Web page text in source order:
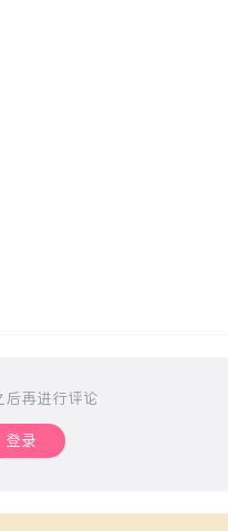
后再进行评论
登录